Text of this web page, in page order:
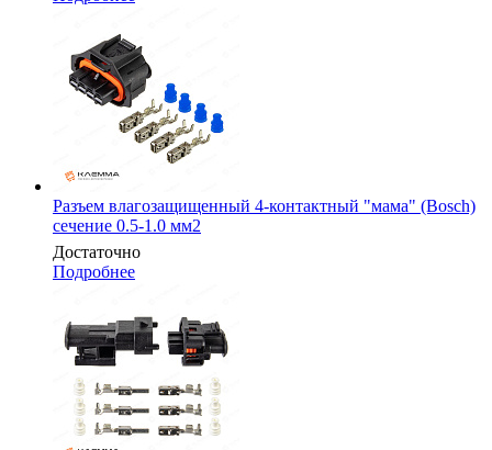
Разъем влагозащищенный 4-контактный "мама" (Bosch)
сечение 0.5-1.0 мм2
Достаточно
Подробнее